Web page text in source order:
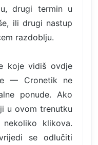
drugi termin u
ili drugi nastup
razdoblju.
koje vidiš ovdje
— Cronetik ne
ponude. Ako
u ovom trenutku
klikova.
se odlučiti